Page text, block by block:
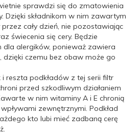
sprawdzi się do zmatowienia
Dzięki składnikom w nim zawartym
cały dzień, nie pozostawiając
świecenia się cery. Będzie
dla alergików, ponieważ zawiera
dzięki czemu bez obaw może go
reszta podkładów z tej serii filtr
przed szkodliwym działaniem
w nim witaminy A i E chronią
zewnętrznymi. Podkład
kto lubi mieć zadbaną cerę